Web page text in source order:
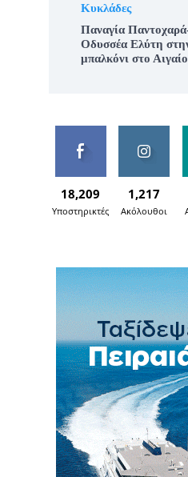
Κυκλάδες
Παναγία
Οδυσσέα Ελύτη
μπαλκόνι στο
18,209
Υποστηρικτές
1,217
Ακόλουθοι